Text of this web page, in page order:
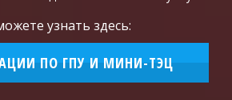
узнать здесь:
ПО ГПУ И МИНИ-ТЭЦ